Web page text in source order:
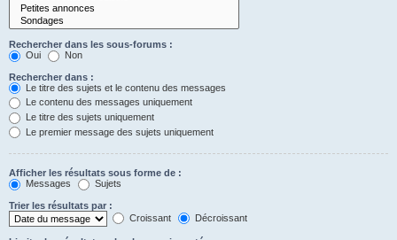
Rechercher dans les sous-forums :
Oui
Non
Rechercher dans :
Le titre des sujets et le contenu des messages
Le contenu des messages uniquement
Le titre des sujets uniquement
Le premier message des sujets uniquement
Afficher les résultats sous forme de :
Messages
Sujets
Trier les résultats par :
Croissant
Décroissant